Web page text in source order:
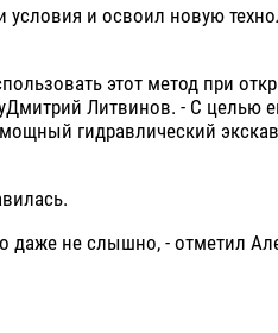
и освоил новую
этот метод при
Литвинов. - С целью
гидравлический
даже не слышно, - отметил